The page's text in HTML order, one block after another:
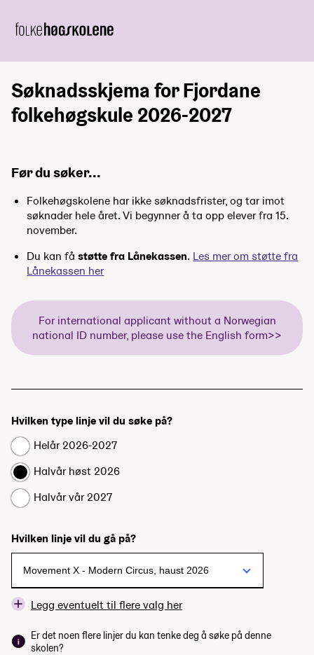
Søknadsskjema for Fjordane
folkehøgskule 2026-2027
Før du søker...
Folkehøgskolene har ikke søknadsfrister, og tar imot
søknader hele året. Vi begynner å ta opp elever fra 15.
november.
Du kan fåstøtte fra Lånekassen. Les mer om støtte fra
Lånekassen her
For international applicant without a Norwegian
national ID number, please use the English form>>
Hvilken type linje vil du søke på?
Helår 2026-2027
Halvår høst 2026
Halvår vår 2027
Hvilken linje vil du gå på?
Legg eventuelt til flere valg her
Er det noen flere linjer du kan tenke deg å søke på denne
skolen?